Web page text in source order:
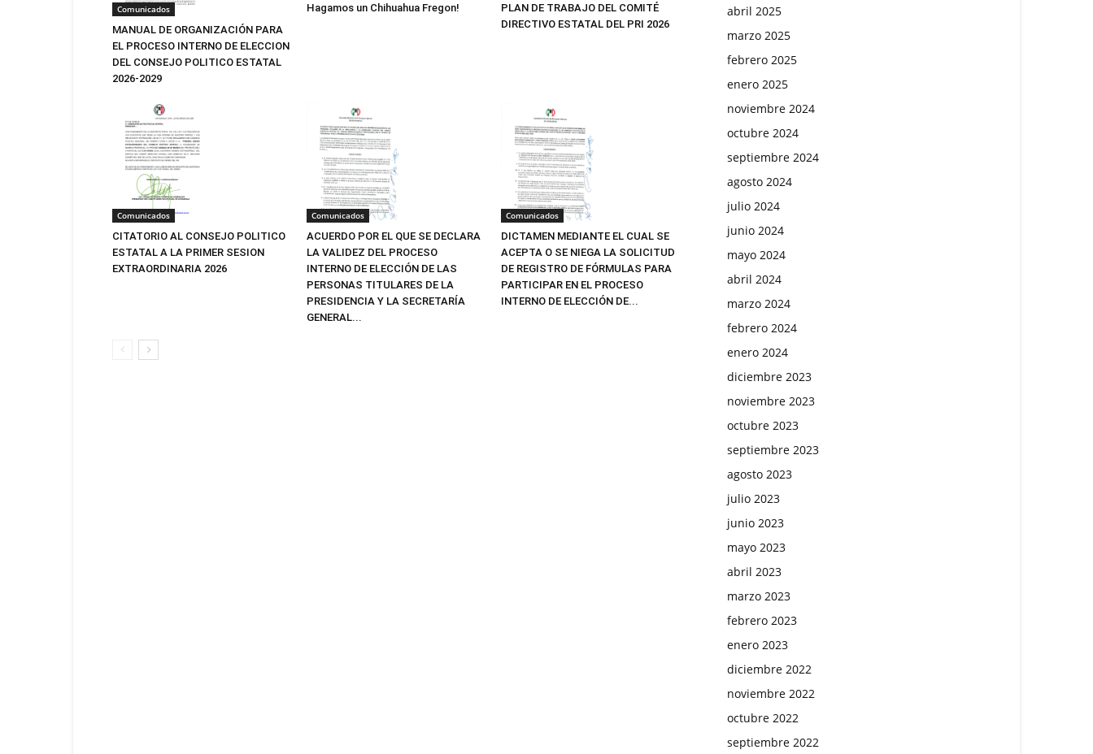
Comunicados
MANUAL DE ORGANIZACIÓN PARA
EL PROCESO INTERNO DE ELECCION
DEL CONSEJO POLITICO ESTATAL
2026-2029
Hagamos un Chihuahua Fregon!
PLAN DE TRABAJO DEL COMITÉ
DIRECTIVO ESTATAL DEL PRI 2026
Comunicados
CITATORIO AL CONSEJO POLITICO
ESTATAL A LA PRIMER SESION
EXTRAORDINARIA 2026
Comunicados
ACUERDO POR EL QUE SE DECLARA
LA VALIDEZ DEL PROCESO
INTERNO DE ELECCIÓN DE LAS
PERSONAS TITULARES DE LA
PRESIDENCIA Y LA SECRETARÍA
GENERAL...
Comunicados
DICTAMEN MEDIANTE EL CUAL SE
ACEPTA O SE NIEGA LA SOLICITUD
DE REGISTRO DE FÓRMULAS PARA
PARTICIPAR EN EL PROCESO
INTERNO DE ELECCIÓN DE...
abril 2025
marzo 2025
febrero 2025
enero 2025
noviembre 2024
octubre 2024
septiembre 2024
agosto 2024
julio 2024
junio 2024
mayo 2024
abril 2024
marzo 2024
febrero 2024
enero 2024
diciembre 2023
noviembre 2023
octubre 2023
septiembre 2023
agosto 2023
julio 2023
junio 2023
mayo 2023
abril 2023
marzo 2023
febrero 2023
enero 2023
diciembre 2022
noviembre 2022
octubre 2022
septiembre 2022